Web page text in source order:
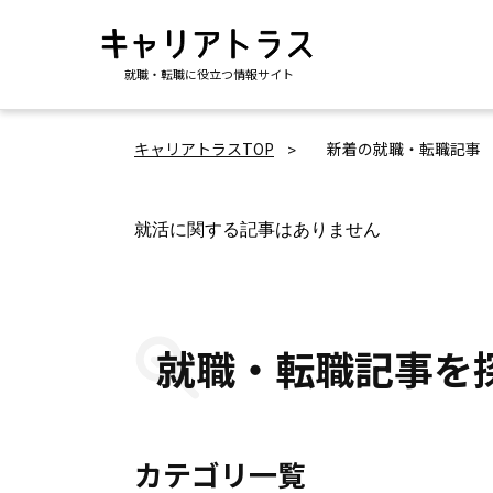
就職・転職に役立つ情報サイト
キャリアトラスTOP 新着の就職・転職記事
就活に関する記事はありません
就職・転職記事を
カテゴリ一覧